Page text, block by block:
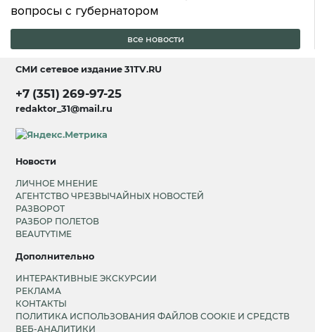
вопросы с губернатором
все новости
СМИ сетевое издание31TV.RU
+7 (351) 269-97-25
redaktor_31@mail.ru
Новости
ЛИЧНОЕ МНЕНИЕ
АГЕНТСТВО ЧРЕЗВЫЧАЙНЫХ НОВОСТЕЙ
РАЗВОРОТ
РАЗБОР ПОЛЕТОВ
BEAUTYTIME
Дополнительно
ИНТЕРАКТИВНЫЕ ЭКСКУРСИИ
РЕКЛАМА
КОНТАКТЫ
ПОЛИТИКА ИСПОЛЬЗОВАНИЯ ФАЙЛОВ COOKIE И СРЕДСТВ
ВЕБ-АНАЛИТИКИ